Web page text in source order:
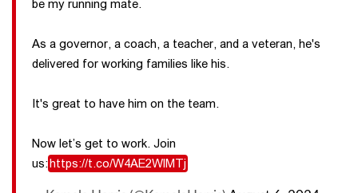
be my running mate.
As a governor, a coach, a teacher, and a veteran, he's
delivered for working families like his.
It's great to have him on the team.
Now let’s get to work. Join
us:https://t.co/W4AE2WlMTj